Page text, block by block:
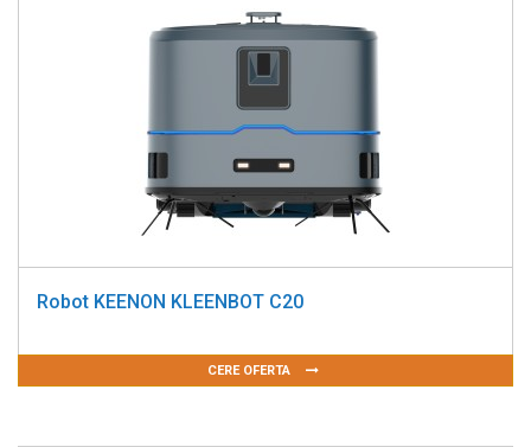
Robot KEENON KLEENBOT C20
CERE OFERTA